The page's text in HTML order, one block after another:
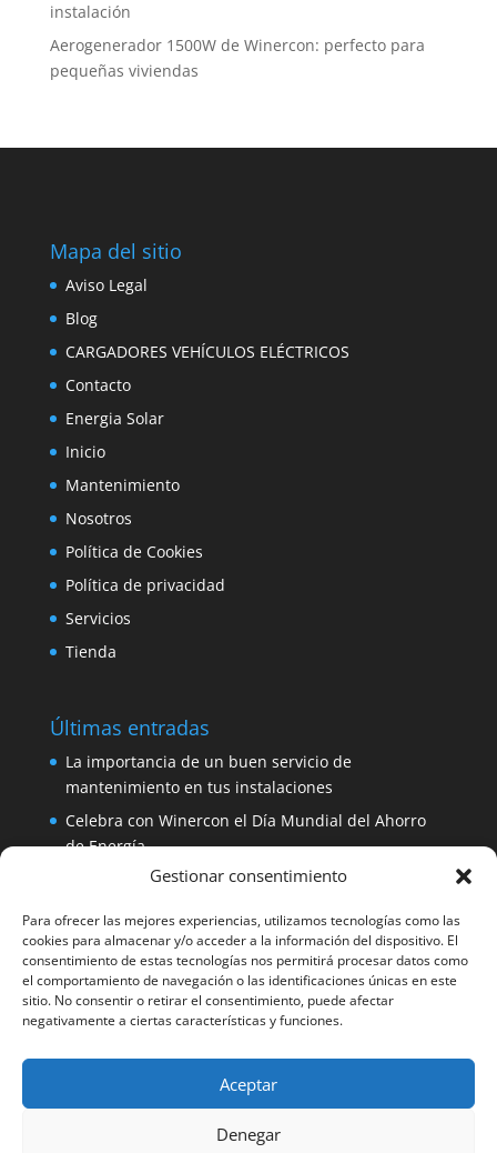
Gestionar consentimiento
Para ofrecer las mejores experiencias, utilizamos tecnologías como las
cookies para almacenar y/o acceder a la información del dispositivo. El
consentimiento de estas tecnologías nos permitirá procesar datos como
el comportamiento de navegación o las identificaciones únicas en este
sitio. No consentir o retirar el consentimiento, puede afectar
negativamente a ciertas características y funciones.
Aceptar
Denegar
instalación
Aerogenerador 1500W de Winercon: perfecto para
pequeñas viviendas
Mapa del sitio
Aviso Legal
Blog
CARGADORES VEHÍCULOS ELÉCTRICOS
Contacto
Energia Solar
Inicio
Mantenimiento
Nosotros
Política de Cookies
Política de privacidad
Servicios
Tienda
Últimas entradas
La importancia de un buen servicio de
mantenimiento en tus instalaciones
Celebra con Winercon el Día Mundial del Ahorro
de Energía
Placa solar 330W 24V Amerisolar por sólo 137
iDialog: protege tus equipos con un SAI de fácil
instalación
Aerogenerador 1500W de Winercon: perfecto para
pequeñas viviendas